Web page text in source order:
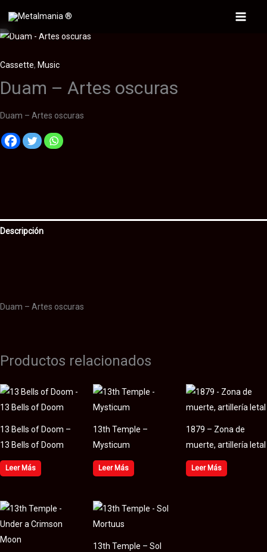
contenido
Main
Cassette, Music
Duam – Artes oscuras
Duam – Artes oscuras
Descripción
Duam – Artes oscuras
Productos relacionados
13 Bells of Doom –
13 Bells of Doom
Leer Más
13th Temple –
Mysticum
Leer Más
1879 – Zona de
muerte, artillería letal
Leer Más
13th Temple – Sol